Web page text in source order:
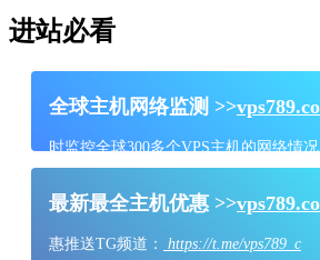
进站必看
全球主机网络监测 >>
时监控全球300多个VPS主机的网络情况
最新最全主机优惠 >>
惠推送TG频道：
https://t.me/vps789_c